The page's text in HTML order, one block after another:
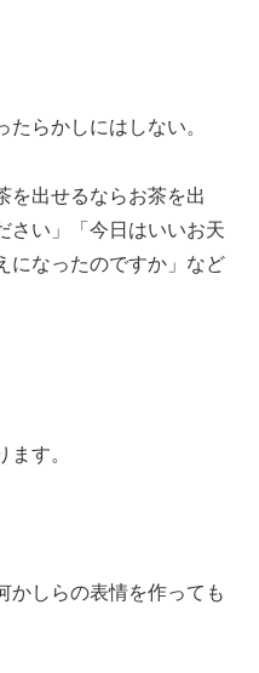
らかしにはしない。
を出せるならお茶を出
さい」「今日はいいお天
になったのですか」など
す。
かしらの表情を作っても